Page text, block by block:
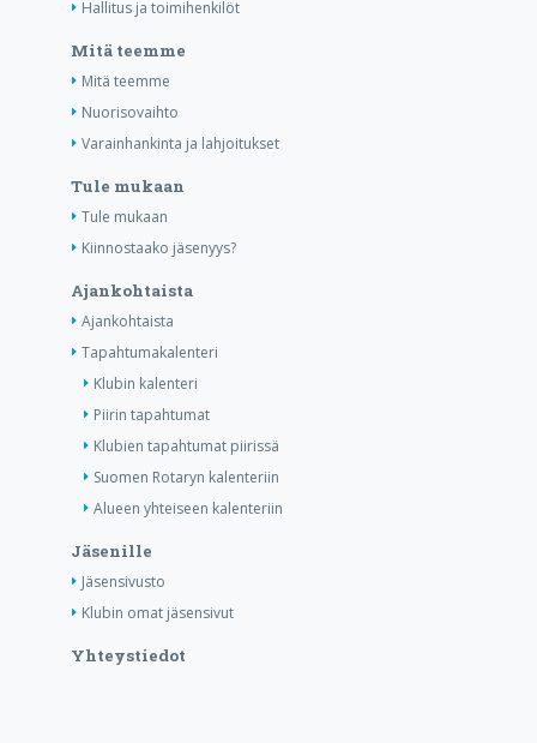
Hallitus ja toimihenkilöt
Mitä teemme
Mitä teemme
Nuorisovaihto
Varainhankinta ja lahjoitukset
Tule mukaan
Tule mukaan
Kiinnostaako jäsenyys?
Ajankohtaista
Ajankohtaista
Tapahtumakalenteri
Klubin kalenteri
Piirin tapahtumat
Klubien tapahtumat piirissä
Suomen Rotaryn kalenteriin
Alueen yhteiseen kalenteriin
Jäsenille
Jäsensivusto
Klubin omat jäsensivut
Yhteystiedot